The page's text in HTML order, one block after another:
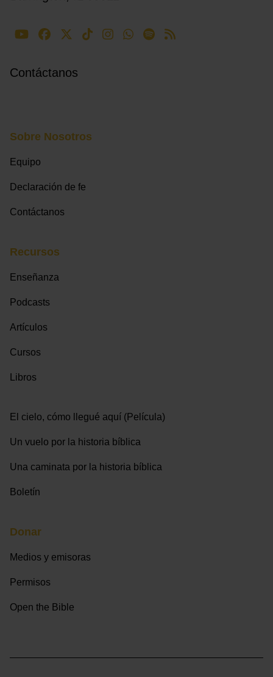
Contáctanos
Sobre Nosotros
Equipo
Declaración de fe
Contáctanos
Recursos
Enseñanza
Podcasts
Artículos
Cursos
Libros
El cielo, cómo llegué aquí (Película)
Un vuelo por la historia bíblica
Una caminata por la historia bíblica
Boletín
Donar
Medios y emisoras
Permisos
Open the Bible